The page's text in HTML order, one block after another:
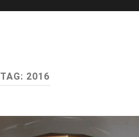
TAG: 2016